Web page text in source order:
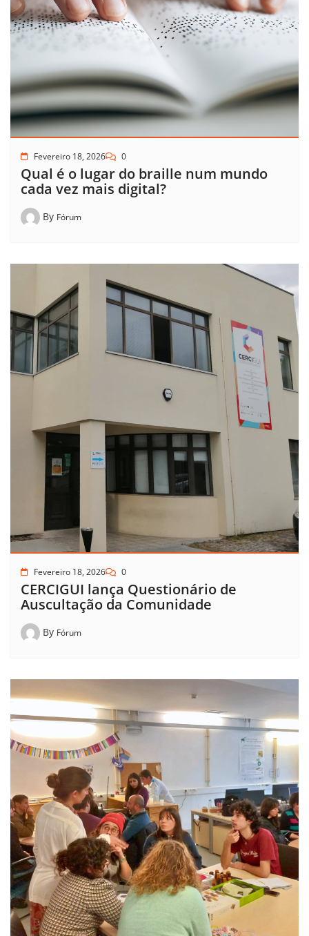
Fevereiro 18, 2026 0
Qual é o lugar do braille num mundo
cada vez mais digital?
By Fórum
Fevereiro 18, 2026 0
CERCIGUI lança Questionário de
Auscultação da Comunidade
By Fórum